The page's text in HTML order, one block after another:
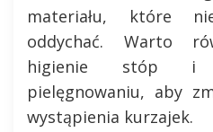
materiału, które
oddychać. Warto
higienie stóp i
pielęgnowaniu, aby
wystąpienia kurzajek.